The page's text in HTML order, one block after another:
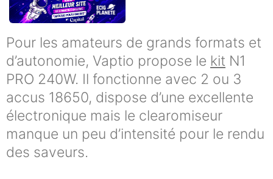
Pour les amateurs de grands formats et
d’autonomie, Vaptio propose le kit N1
PRO 240W. Il fonctionne avec 2 ou 3
accus 18650, dispose d’une excellente
électronique mais le clearomiseur
manque un peu d’intensité pour le rendu
des saveurs.